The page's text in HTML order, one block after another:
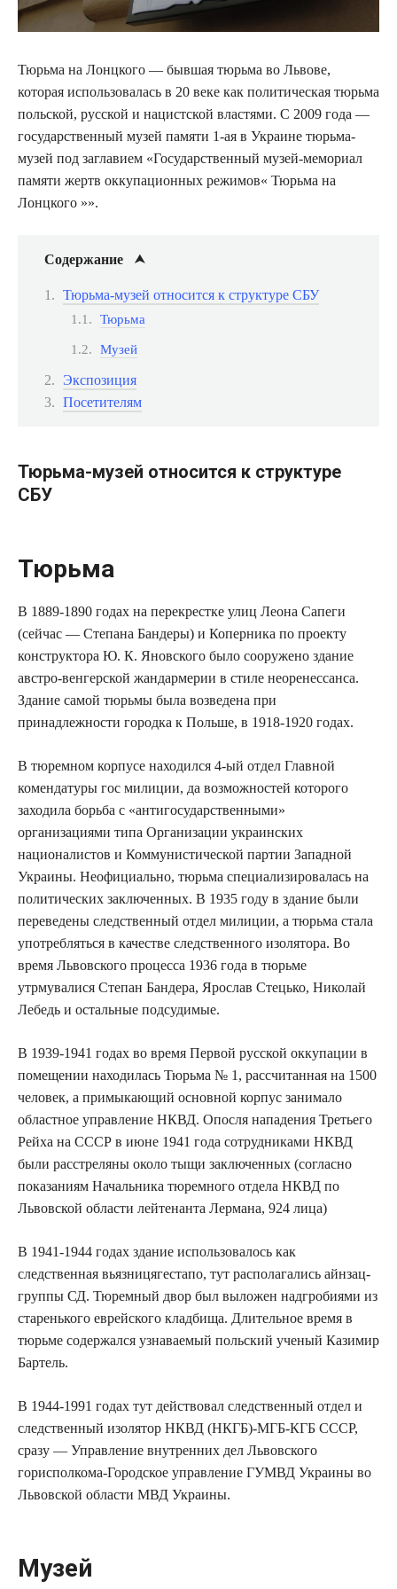
Тюрьма на Лонцкого — бывшая тюрьма во Львове,
которая использовалась в 20 веке как политическая тюрьма
польской, русской и нацистской властями. С 2009 года —
государственный музей памяти 1-ая в Украине тюрьма-
музей под заглавием «Государственный музей-мемориал
памяти жертв оккупационных режимов« Тюрьма на
Лонцкого »».
Содержание
Тюрьма-музей относится к структуре СБУ
Тюрьма
Музей
Экспозиция
Посетителям
Тюрьма-музей относится к структуре
СБУ
Тюрьма
В 1889-1890 годах на перекрестке улиц Леона Сапеги
(сейчас — Степана Бандеры) и Коперника по проекту
конструктора Ю. К. Яновского было сооружено здание
австро-венгерской жандармерии в стиле неоренессанса.
Здание самой тюрьмы была возведена при
принадлежности городка к Польше, в 1918-1920 годах.
В тюремном корпусе находился 4-ый отдел Главной
комендатуры гос милиции, да возможностей которого
заходила борьба с «антигосударственными»
организациями типа Организации украинских
националистов и Коммунистической партии Западной
Украины. Неофициально, тюрьма специализировалась на
политических заключенных. В 1935 году в здание были
переведены следственный отдел милиции, а тюрьма стала
употребляться в качестве следственного изолятора. Во
время Львовского процесса 1936 года в тюрьме
утрмувалися Степан Бандера, Ярослав Стецько, Николай
Лебедь и остальные подсудимые.
В 1939-1941 годах во время Первой русской оккупации в
помещении находилась Тюрьма № 1, рассчитанная на 1500
человек, а примыкающий основной корпус занимало
областное управление НКВД. Опосля нападения Третьего
Рейха на СССР в июне 1941 года сотрудниками НКВД
были расстреляны около тыщи заключенных (согласно
показаниям Начальника тюремного отдела НКВД по
Львовской области лейтенанта Лермана, 924 лица)
В 1941-1944 годах здание использовалось как
следственная вьязницягестапо, тут располагались айнзац-
группы СД. Тюремный двор был выложен надгробиями из
старенького еврейского кладбища. Длительное время в
тюрьме содержался узнаваемый польский ученый Казимир
Бартель.
В 1944-1991 годах тут действовал следственный отдел и
следственный изолятор НКВД (НКГБ)-МГБ-КГБ СССР,
сразу — Управление внутренних дел Львовского
горисполкома-Городское управление ГУМВД Украины во
Львовской области МВД Украины.
Музей